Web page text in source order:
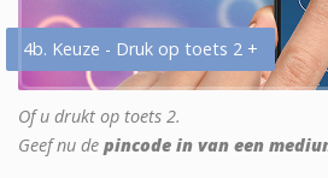
4b. Keuze - Druk op toets 2 +
Of u drukt op toets 2.
Geef nu de pincode in van een